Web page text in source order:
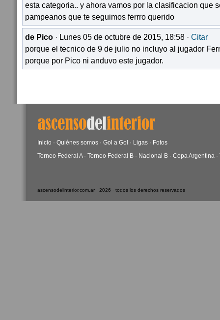
esta categoria.. y ahora vamos por la clasificacion que
pampeanos que te seguimos ferrro querido
de Pico · Lunes 05 de octubre de 2015, 18:58 · Citar
porque el tecnico de 9 de julio no incluyo al jugador
porque por Pico ni anduvo este jugador.
Inicio · Quiénes somos · Gol a Gol · Ligas · Fotos
Torneo Federal A· Torneo Federal B · Nacional B · Copa Argentina ·
ascensodelinterior.com.ar · 2026 · todos los derechos reservados